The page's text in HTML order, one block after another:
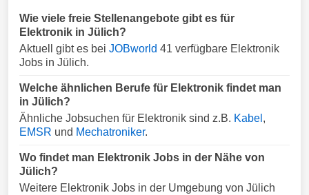
Wie viele freie Stellenangebote gibt es für
Elektronik in Jülich?
Aktuell gibt es bei JOBworld 41 verfügbare Elektronik
Jobs in Jülich.
Welche ähnlichen Berufe für Elektronik findet man
in Jülich?
Ähnliche Jobsuchen für Elektronik sind z.B. Kabel ,
EMSR und Mechatroniker.
Wo findet man Elektronik Jobs in der Nähe von
Jülich?
Weitere Elektronik Jobs in der Umgebung von Jülich